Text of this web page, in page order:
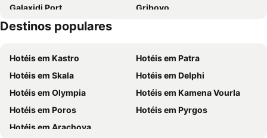
Galaxidi Port
Gribovo
Fetiche Tzami
Obelix
The Rion-Andirion Bridge
Antirio Village
Holy Town of Messologi
Marathias
Alyki
Museum of Palamas
Glaucus River
Digeliotika
Destinos populares
Hotéis em Kastro
Hotéis em Patra
Hotéis em Skala
Hotéis em Delphi
Hotéis em Olympia
Hotéis em Kamena Vourla
Hotéis em Poros
Hotéis em Pyrgos
Hotéis em Arachova